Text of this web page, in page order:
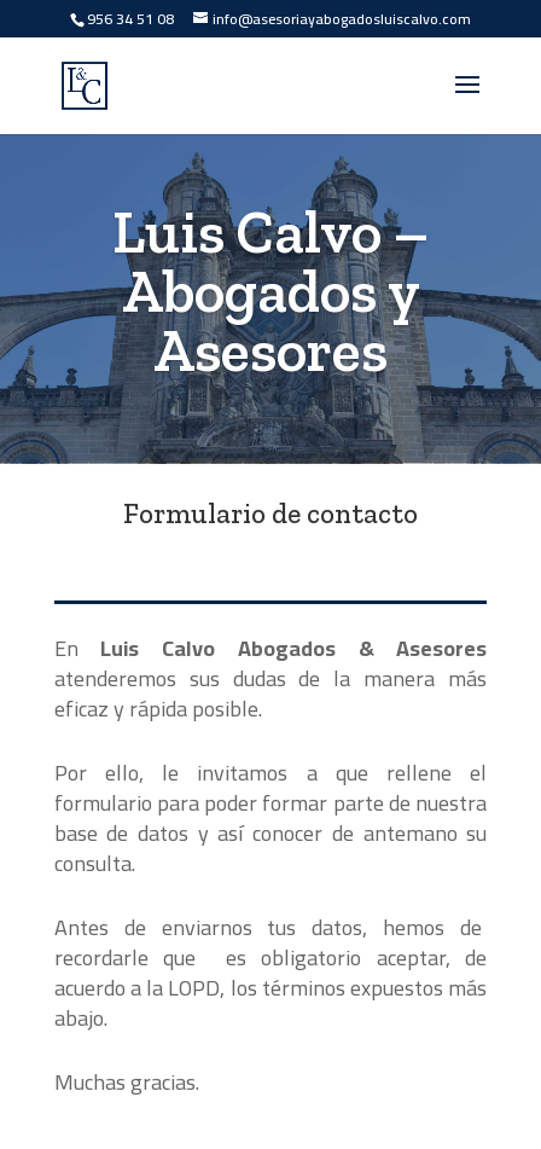
956 34 51 08 info@asesoriayabogadosluiscalvo.com
Luis Calvo –
Abogados y
Asesores
Formulario de contacto
En Luis Calvo Abogados & Asesores
atenderemos sus dudas de la manera más
eficaz y rápida posible.
Por ello, le invitamos a que rellene el
formulario para poder formar parte de nuestra
base de datos y así conocer de antemano su
consulta.
Antes de enviarnos tus datos, hemos de
recordarle que es obligatorio aceptar, de
acuerdo a la LOPD, los términos expuestos más
abajo.
Muchas gracias.